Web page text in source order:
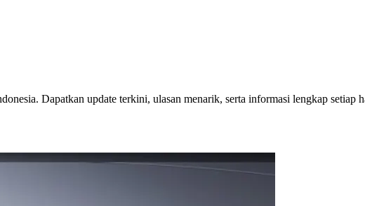
Dapatkan update terkini, ulasan menarik, serta informasi lengkap setiap